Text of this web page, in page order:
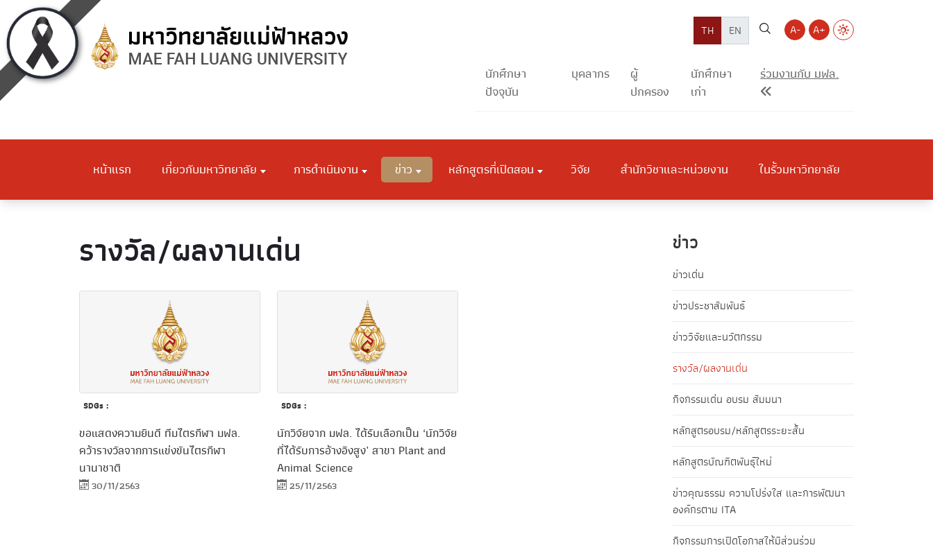
TH EN A- A+
นักศึกษา
ปัจจุบัน
บุคลากร
ผู้
ปกครอง
นักศึกษา
เก่า
ร่วมงานกับ มฟล.
หน้าแรก เกี่ยวกับมหาวิทยาลัย การดำเนินงาน ข่าว หลักสูตรที่เปิดสอน วิจัย สำนักวิชาและหน่วยงาน ในรั้วมหาวิทยาลัย
รางวัล/ผลงานเด่น
SDGs :
ขอแสดงความยินดี ทีมไตรกีฬา มฟล.
คว้ารางวัลจากการแข่งขันไตรกีฬา
นานาชาติ
30/11/2563
SDGs :
นักวิจัยจาก มฟล. ได้รับเลือกเป็น ‘นักวิจัย
ที่ได้รับการอ้างอิงสูง’ สาขา Plant and
Animal Science
25/11/2563
ข่าว
ข่าวเด่น
ข่าวประชาสัมพันธ์
ข่าววิจัยและนวัตกรรม
รางวัล/ผลงานเด่น
กิจกรรมเด่น อบรม สัมมนา
หลักสูตรอบรม/หลักสูตรระยะสั้น
หลักสูตรบัณฑิตพันธุ์ใหม่
ข่าวคุณธรรม ความโปร่งใส และการพัฒนา
องค์กรตาม ITA
กิจกรรมการเปิดโอกาสให้มีส่วนร่วม